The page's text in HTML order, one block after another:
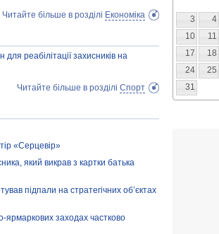
Читайте більше в розділі Економіка
реабілітації захисників на
Читайте більше в розділі Спорт
«Серцевір»
який викрав з картки батька
підпали на стратегічних об’єктах
ярмаркових заходах частково
3
4
10
11
17
18
24
25
31